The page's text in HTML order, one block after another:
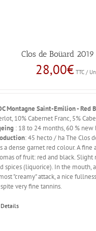
Clos de Boüard
28,00€ TTC /
Montagne Saint-Emilion - Red
10% Cabernet Franc, 5%
: 18 to 24 months, 60 % new
: 45 hecto / ha The Clos
a dense garnet red colour. A fine
of fruit: red and black. Slight
spices (liquorice). In the mouth,
"creamy" attack, a nice
very fine tannins.
Details